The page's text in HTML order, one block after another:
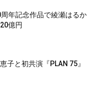
年記念作品で綾瀬はるか
億円
子と初共演『PLAN 75』